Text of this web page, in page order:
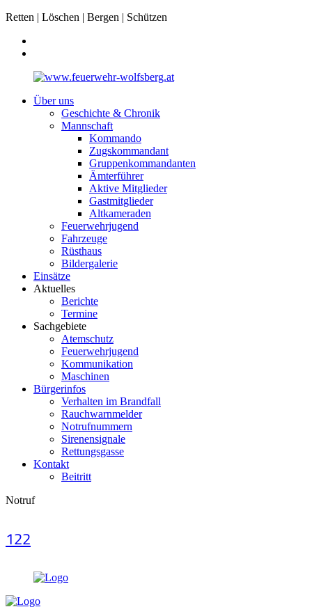
Retten | Löschen | Bergen | Schützen
Über uns
Geschichte & Chronik
Mannschaft
Kommando
Zugskommandant
Gruppenkommandanten
Ämterführer
Aktive Mitglieder
Gastmitglieder
Altkameraden
Feuerwehrjugend
Fahrzeuge
Rüsthaus
Bildergalerie
Einsätze
Aktuelles
Berichte
Termine
Sachgebiete
Atemschutz
Feuerwehrjugend
Kommunikation
Maschinen
Bürgerinfos
Verhalten im Brandfall
Rauchwarnmelder
Notrufnummern
Sirenensignale
Rettungsgasse
Kontakt
Beitritt
Notruf
122